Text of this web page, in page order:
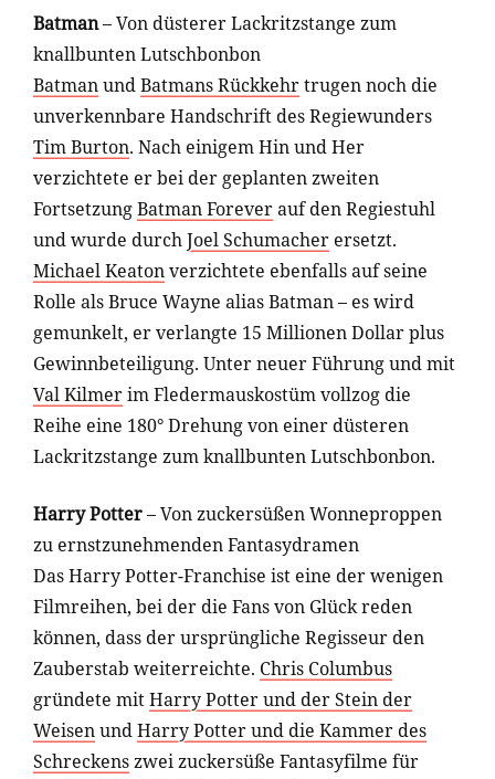
Batman– Von düsterer Lackritzstange zum
knallbunten Lutschbonbon
BatmanundBatmans Rückkehrtrugen noch die
unverkennbare Handschrift des Regiewunders
Tim Burton. Nach einigem Hin und Her
verzichtete er bei der geplanten zweiten
FortsetzungBatman Foreverauf den Regiestuhl
und wurde durchJoel Schumacher ersetzt.
Michael Keatonverzichtete ebenfalls auf seine
Rolle als Bruce Wayne alias Batman – es wird
gemunkelt, er verlangte 15 Millionen Dollar plus
Gewinnbeteiligung. Unter neuer Führung und mit
Val Kilmerim Fledermauskostüm vollzog die
Reihe eine 180° Drehung von einer düsteren
Lackritzstange zum knallbunten Lutschbonbon.
Harry Potter– Von zuckersüßen Wonneproppen
zu ernstzunehmenden Fantasydramen
Das Harry Potter-Franchise ist eine der wenigen
Filmreihen, bei der die Fans von Glück reden
können, dass der ursprüngliche Regisseur den
Zauberstab weiterreichte. Chris Columbus
gründete mitHarry Potter und der Stein der
WeisenundHarry Potter und die Kammer des
Schreckenszwei zuckersüße Fantasyfilme für